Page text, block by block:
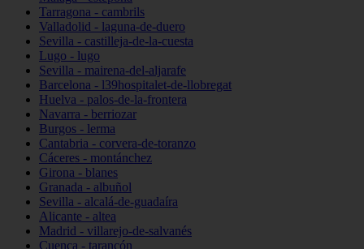
Tarragona - cambrils
Valladolid - laguna-de-duero
Sevilla - castilleja-de-la-cuesta
Lugo - lugo
Sevilla - mairena-del-aljarafe
Barcelona - l39hospitalet-de-llobregat
Huelva - palos-de-la-frontera
Navarra - berriozar
Burgos - lerma
Cantabria - corvera-de-toranzo
Cáceres - montánchez
Girona - blanes
Granada - albuñol
Sevilla - alcalá-de-guadaíra
Alicante - altea
Madrid - villarejo-de-salvanés
Cuenca - tarancón